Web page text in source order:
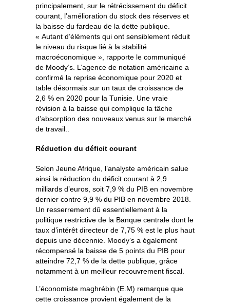
principalement, sur le rétrécissement du déficit
courant, l’amélioration du stock des réserves et
la baisse du fardeau de la dette publique.
« Autant d’éléments qui ont sensiblement réduit
le niveau du risque lié à la stabilité
macroéconomique », rapporte le communiqué
de Moody’s. L’agence de notation américaine a
confirmé la reprise économique pour 2020 et
table désormais sur un taux de croissance de
2,6 % en 2020 pour la Tunisie. Une vraie
révision à la baisse qui complique la tâche
d’absorption des nouveaux venus sur le marché
de travail..
Réduction du déficit courant
Selon Jeune Afrique, l’analyste américain salue
ainsi la réduction du déficit courant à 2,9
milliards d’euros, soit 7,9 % du PIB en novembre
dernier contre 9,9 % du PIB en novembre 2018.
Un resserrement dû essentiellement à la
politique restrictive de la Banque centrale dont le
taux d’intérêt directeur de 7,75 % est le plus haut
depuis une décennie. Moody’s a également
récompensé la baisse de 5 points du PIB pour
atteindre 72,7 % de la dette publique, grâce
notamment à un meilleur recouvrement fiscal.
L’économiste maghrébin (E.M) remarque que
cette croissance provient également de la